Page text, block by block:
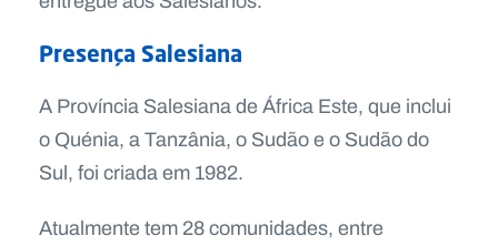
Presença Salesiana
A Província Salesiana de África Este, que inclui
o Quénia, a Tanzânia, o Sudão e o Sudão do
Sul, foi criada em 1982.
Atualmente tem 28 comunidades, entre